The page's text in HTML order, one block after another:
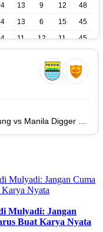
13 9 12
48
13 6 15
45
11 12 11
45
16
36
8 10 16
5 5 24
20
Mulyadi: Jangan
Buat Karya Nyata